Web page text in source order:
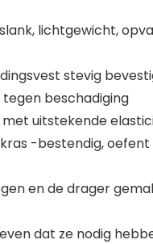
lichtgewicht,
stevig
beschadiging
uitstekende
-bestendig,
en de drager
dat ze nodig